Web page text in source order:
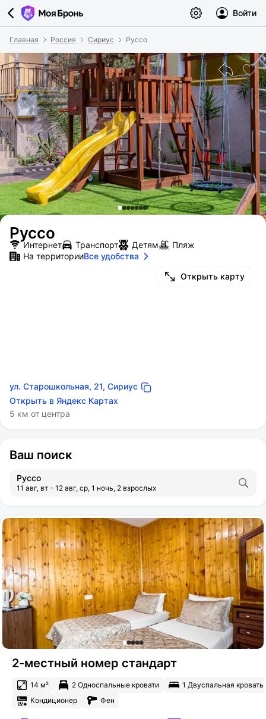
Войти
Главная Россия Сириус Руссо
Руссо
Открыть карту
ул. Старошкольная, 21, Сириус
Открыть в Яндекс Картах
5 км от центра
Интернет Транспорт Детям
Пляж
На территорииВсе удобства
Ваш поиск
Руссо
11 авг, вт - 12 авг, ср, 1 ночь, 2 взрослых
2-местный номер стандарт
14 м² 2 Односпальные кровати
1 Двуспальная кровать
Кондиционер
Фен